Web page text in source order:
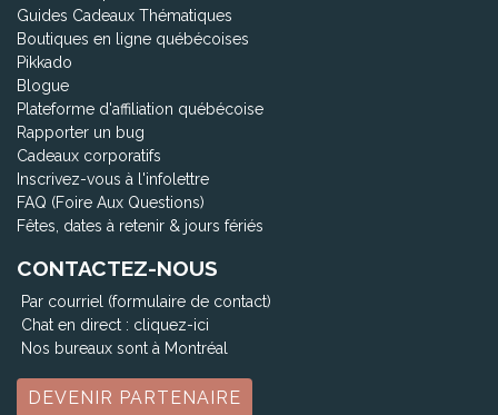
Guides Cadeaux Thématiques
Boutiques en ligne québécoises
Pikkado
Blogue
Plateforme d'affiliation québécoise
Rapporter un bug
Cadeaux corporatifs
Inscrivez-vous à l'infolettre
FAQ (Foire Aux Questions)
Fêtes, dates à retenir & jours fériés
CONTACTEZ-NOUS
Par courriel (formulaire de contact)
Chat en direct : cliquez-ici
Nos bureaux sont à Montréal
DEVENIR PARTENAIRE